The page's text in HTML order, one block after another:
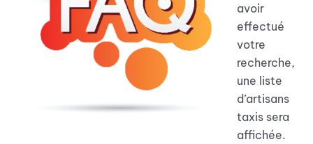
avoir
effectué
votre
recherche,
une liste
d’artisans
taxis sera
affichée.